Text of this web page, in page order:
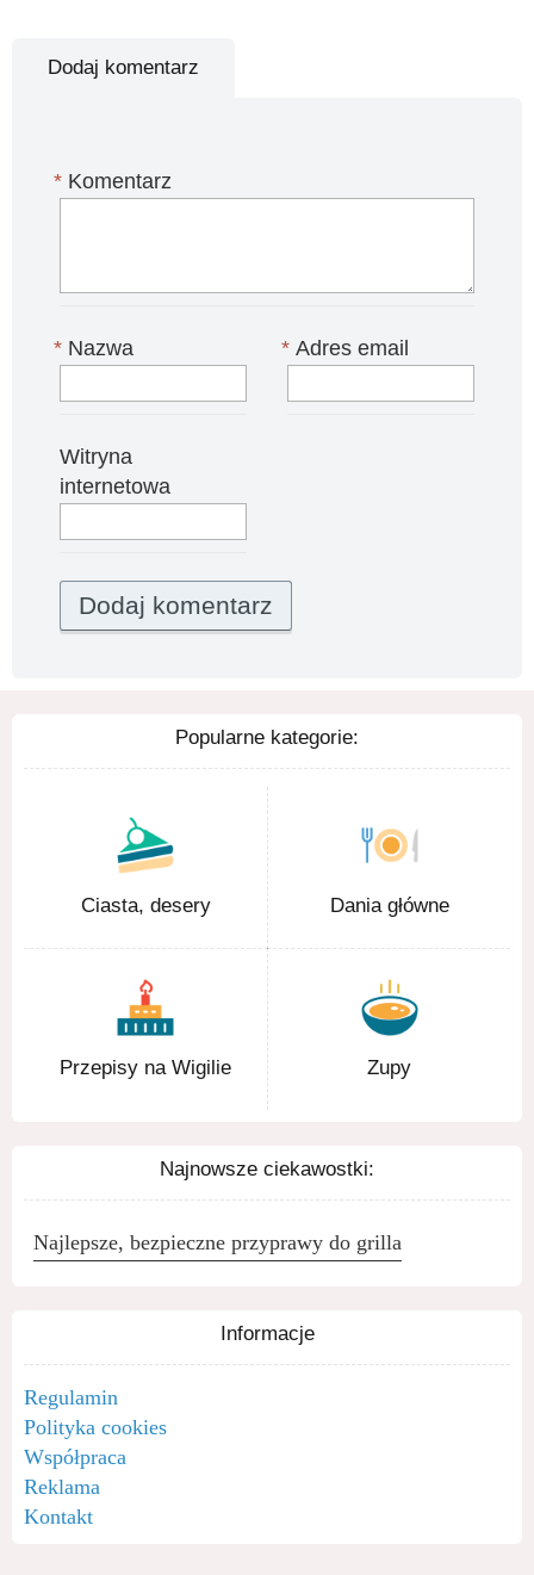
Dodaj komentarz
Komentarz
*
Nazwa
* Adres email
*
Witryna
internetowa
Popularne kategorie:
Ciasta, desery Dania główne
Przepisy na Wigilie Zupy
Najnowsze ciekawostki:
Najlepsze, bezpieczne przyprawy do grilla
Informacje
Regulamin
Polityka cookies
Współpraca
Reklama
Kontakt